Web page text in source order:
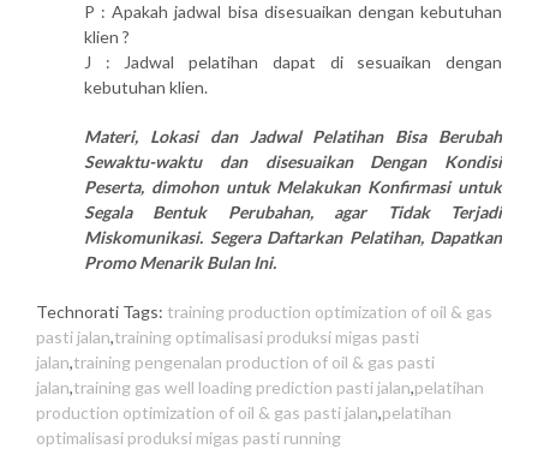
P : Apakah jadwal bisa disesuaikan dengan kebutuhan
klien ?
J : Jadwal pelatihan dapat di sesuaikan dengan
kebutuhan klien.
Materi, Lokasi dan Jadwal Pelatihan Bisa Berubah
Sewaktu-waktu dan disesuaikan Dengan Kondisi
Peserta, dimohon untuk Melakukan Konfirmasi untuk
Segala Bentuk Perubahan, agar Tidak Terjadi
Miskomunikasi. Segera Daftarkan Pelatihan, Dapatkan
Promo Menarik Bulan Ini.
Technorati Tags: training production optimization of oil & gas
pasti jalan,training optimalisasi produksi migas pasti
jalan,training pengenalan production of oil & gas pasti
jalan,training gas well loading prediction pasti jalan,pelatihan
production optimization of oil & gas pasti jalan,pelatihan
optimalisasi produksi migas pasti running